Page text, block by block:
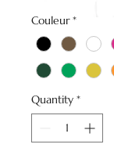
Couleur *
Quantity *